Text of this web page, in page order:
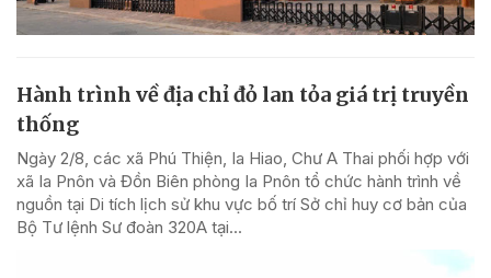
Hành trình về địa chỉ đỏ lan tỏa giá trị truyền
thống
Ngày 2/8, các xã Phú Thiện, Ia Hiao, Chư A Thai phối hợp với
xã Ia Pnôn và Đồn Biên phòng Ia Pnôn tổ chức hành trình về
nguồn tại Di tích lịch sử khu vực bố trí Sở chỉ huy cơ bản của
Bộ Tư lệnh Sư đoàn 320A tại...